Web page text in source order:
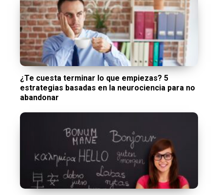
¿Te cuesta terminar lo que empiezas? 5
estrategias basadas en la neurociencia para no
abandonar